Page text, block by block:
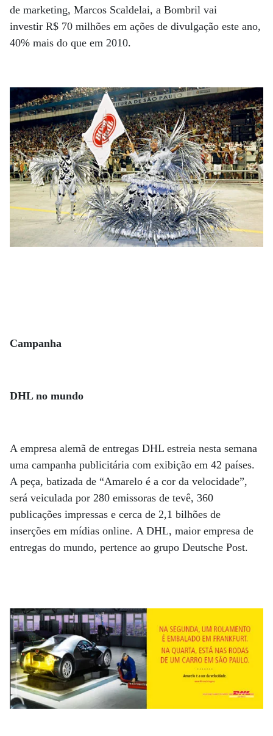
de marketing, Marcos Scaldelai, a Bombril vai
investir R$ 70 milhões em ações de divulgação este ano,
40% mais do que em 2010.
Campanha
DHL no mundo
A empresa alemã de entregas DHL estreia nesta semana
uma campanha publicitária com exibição em 42 países.
A peça, batizada de “Amarelo é a cor da velocidade”,
será veiculada por 280 emissoras de tevê, 360
publicações impressas e cerca de 2,1 bilhões de
inserções em mídias online. A DHL, maior empresa de
entregas do mundo, pertence ao grupo Deutsche Post.